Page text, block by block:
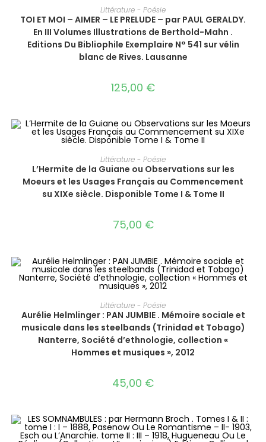
AJOUTER AU PANIER
Littérature - Poésie
TOI ET MOI – AIMER – LE PRELUDE – par PAUL GERALDY.
En III Volumes Illustrations de Berthold-Mahn .
Editions Du Bibliophile Exemplaire N° 541 sur vélin
blanc de Rives. Lausanne
125,00 €
AJOUTER AU PANIER
Littérature - Poésie
L’Hermite de la Guiane ou Observations sur les
Moeurs et les Usages Français au Commencement
su XIXe siècle. Disponible Tome I & Tome II
75,00 €
AJOUTER AU PANIER
Littérature - Poésie
Aurélie Helmlinger : PAN JUMBIE . Mémoire sociale et
musicale dans les steelbands (Trinidad et Tobago)
Nanterre, Société d’ethnologie, collection «
Hommes et musiques », 2012
45,00 €